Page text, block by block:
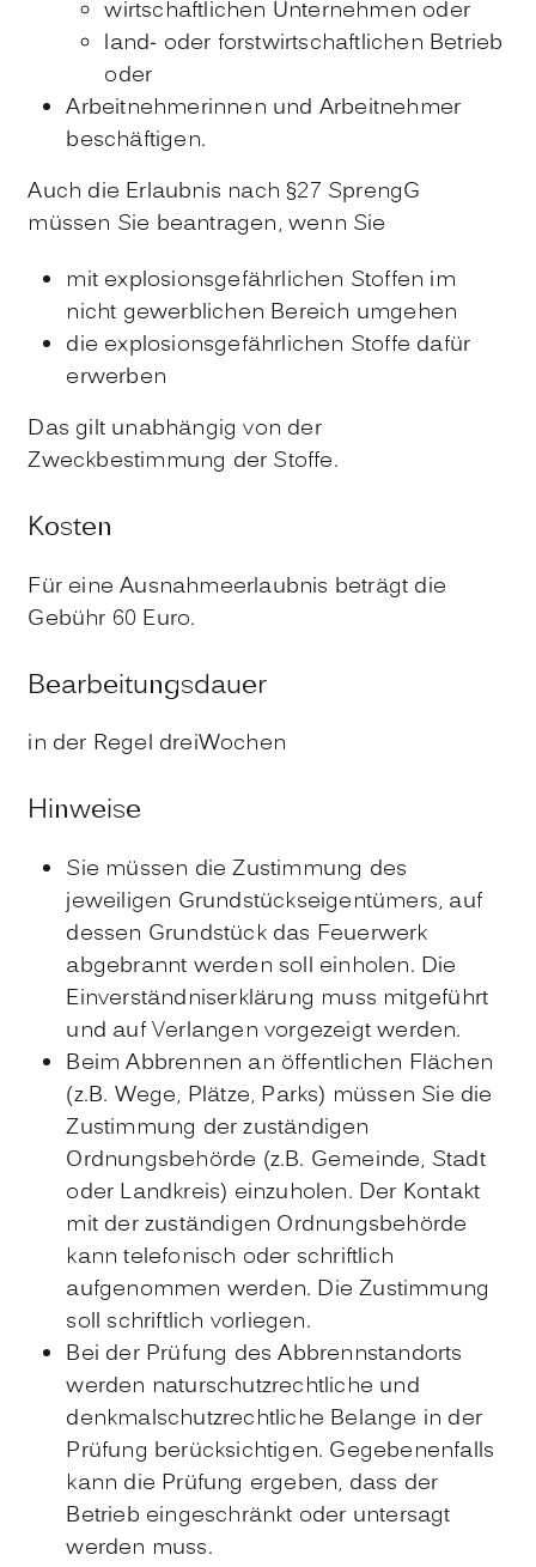
wirtschaftlichen Unternehmen oder
land- oder forstwirtschaftlichen Betrieb
oder
Arbeitnehmerinnen und Arbeitnehmer
beschäftigen.
Auch die Erlaubnis nach §27 SprengG
müssen Sie beantragen, wenn Sie
mit explosionsgefährlichen Stoffen im
nicht gewerblichen Bereich umgehen
die explosionsgefährlichen Stoffe dafür
erwerben
Das gilt unabhängig von der
Zweckbestimmung der Stoffe.
Kosten
Für eine Ausnahmeerlaubnis beträgt die
Gebühr 60 Euro.
Bearbeitungsdauer
in der Regel dreiWochen
Hinweise
Sie müssen die Zustimmung des
jeweiligen Grundstückseigentümers, auf
dessen Grundstück das Feuerwerk
abgebrannt werden soll einholen. Die
Einverständniserklärung muss mitgeführt
und auf Verlangen vorgezeigt werden.
Beim Abbrennen an öffentlichen Flächen
(z.B. Wege, Plätze, Parks) müssen Sie die
Zustimmung der zuständigen
Ordnungsbehörde (z.B. Gemeinde, Stadt
oder Landkreis) einzuholen. Der Kontakt
mit der zuständigen Ordnungsbehörde
kann telefonisch oder schriftlich
aufgenommen werden. Die Zustimmung
soll schriftlich vorliegen.
Bei der Prüfung des Abbrennstandorts
werden naturschutzrechtliche und
denkmalschutzrechtliche Belange in der
Prüfung berücksichtigen. Gegebenenfalls
kann die Prüfung ergeben, dass der
Betrieb eingeschränkt oder untersagt
werden muss.